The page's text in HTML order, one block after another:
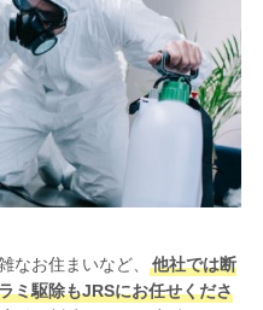
なお住まいなど、
他社では断
ミ駆除もJRSにお任せくださ